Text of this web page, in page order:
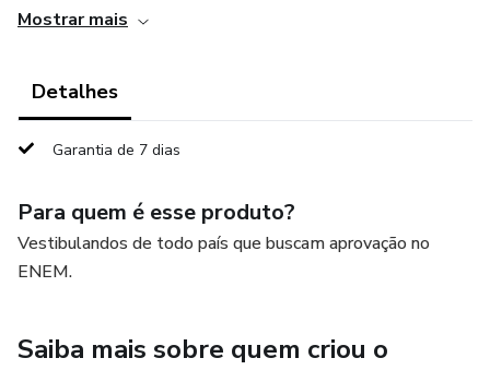
procurar.
Já estão disponíveis os gabaritos comentados até o
Os módulos restantes estão disponíveis em 25/08
Mostrar mais
Detalhes
Garantia de 7 dias
Para quem é esse produto?
Vestibulandos de todo país que buscam aprovação no
ENEM.
Saiba mais sobre quem criou o